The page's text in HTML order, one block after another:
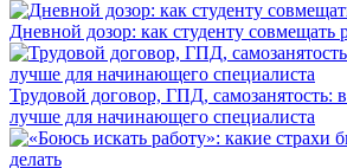
Дневной дозор: как студенту совмещать
Трудовой договор, ГПД, самозанятость:
лучше для начинающего специалиста